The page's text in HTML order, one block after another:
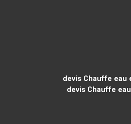
devis Chauffe eau
devis Chauffe